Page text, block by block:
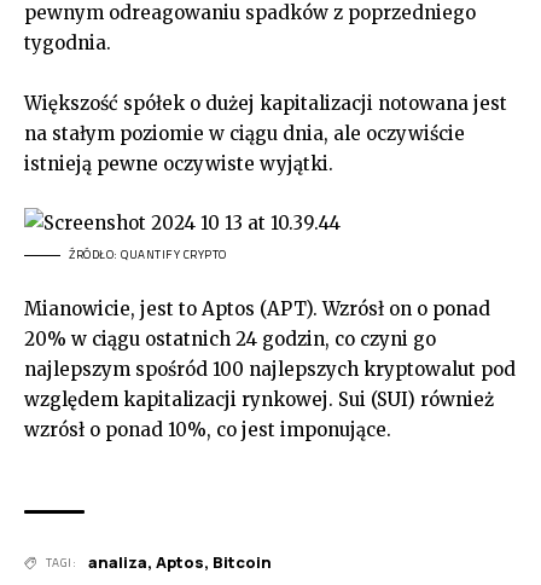
pewnym odreagowaniu spadków z poprzedniego
tygodnia.
Większość spółek o dużej kapitalizacji notowana jest
na stałym poziomie w ciągu dnia, ale oczywiście
istnieją pewne oczywiste wyjątki.
ŹRÓDŁO: QUANTIFY CRYPTO
Mianowicie, jest to Aptos (APT). Wzrósł on o ponad
20% w ciągu ostatnich 24 godzin, co czyni go
najlepszym spośród 100 najlepszych kryptowalut pod
względem kapitalizacji rynkowej. Sui (SUI) również
wzrósł o ponad 10%, co jest imponujące.
TAGI: analiza, Aptos, Bitcoin